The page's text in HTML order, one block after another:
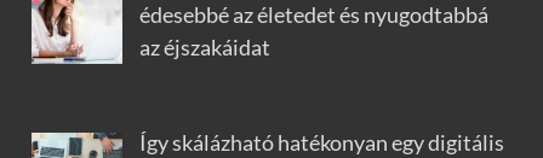
édesebbé az életedet és nyugodtabbá
az éjszakáidat
Így skálázható hatékonyan egy digitális